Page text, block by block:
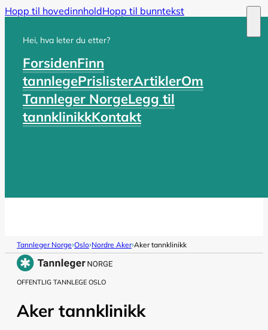
Hopp til hovedinnholdHopp til bunntekst
Hei, hva leter du etter?
ForsidenFinn
tannlegePrislisterArtiklerOm
Tannleger NorgeLegg til
tannklinikkKontakt
Tannleger Norge›Oslo›Nordre Aker›Aker tannklinikk
OFFENTLIG TANNLEGE OSLO
Aker tannklinikk